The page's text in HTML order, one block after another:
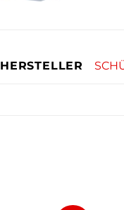
HERSTELLER